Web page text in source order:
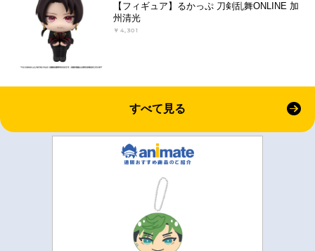
【フィギュア】るかっぷ 刀剣乱舞ONLINE 加
州清光
￥4,301
すべて見る